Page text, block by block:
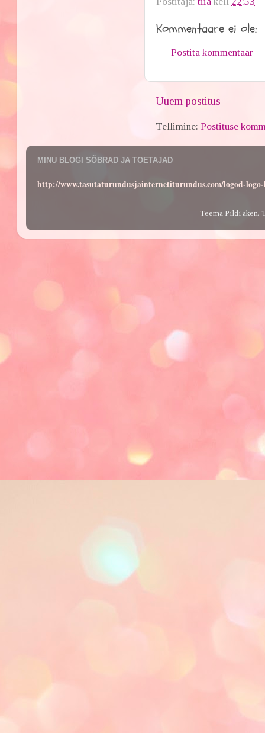
Kommentaare ei ole:
Postita kommentaar
Uuem postitus
Tellimine:Postituse
MINU BLOGI SÕBRAD JA TOETAJAD
http://www.tasutaturundusjainternetiturundus.com/logod-
Teema Pildi aken.